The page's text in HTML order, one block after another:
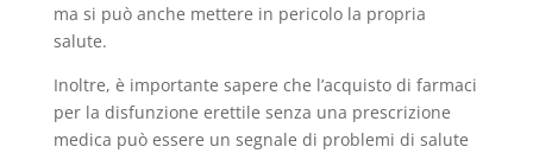
ma si può anche mettere in pericolo la propria
salute.
Inoltre, è importante sapere che l’acquisto di farmaci
per la disfunzione erettile senza una prescrizione
medica può essere un segnale di problemi di salute